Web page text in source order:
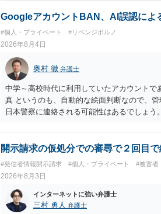
GoogleアカウントBAN、AI誤認によ
#個人・プライベート #リベンジポルノ
2026年8月4日
奥村 徹 弁護士
中学～高校時代に利用していたアカウント
真 というのも、自動的な絵面判断なので、
日本警察に連絡される可能性はあるでしょう。
開示請求の仮処分での審尋で２回目
#発信者情報開示請求 #個人・プライベート #被害者
2026年8月3日
インターネットに強い弁護士
三村 勇人 弁護士